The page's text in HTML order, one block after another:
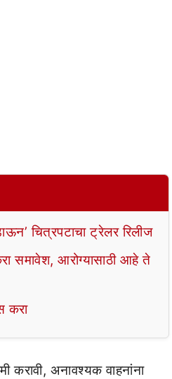
चित्रपटाचा ट्रेलर रिलीज
समावेश, आरोग्यासाठी आहे ते
करा
करावी, अनावश्यक वाहनांना